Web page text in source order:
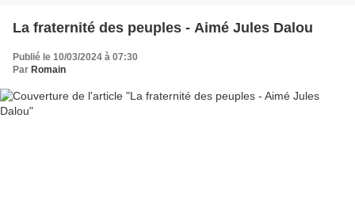
La fraternité des peuples - Aimé Jules Dalou
Publié le 10/03/2024 à 07:30
Par Romain